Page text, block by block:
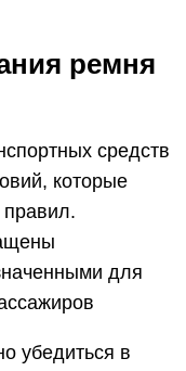
ремня
средств
которые
для
убедиться в